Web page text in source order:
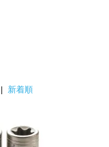
| 新着順